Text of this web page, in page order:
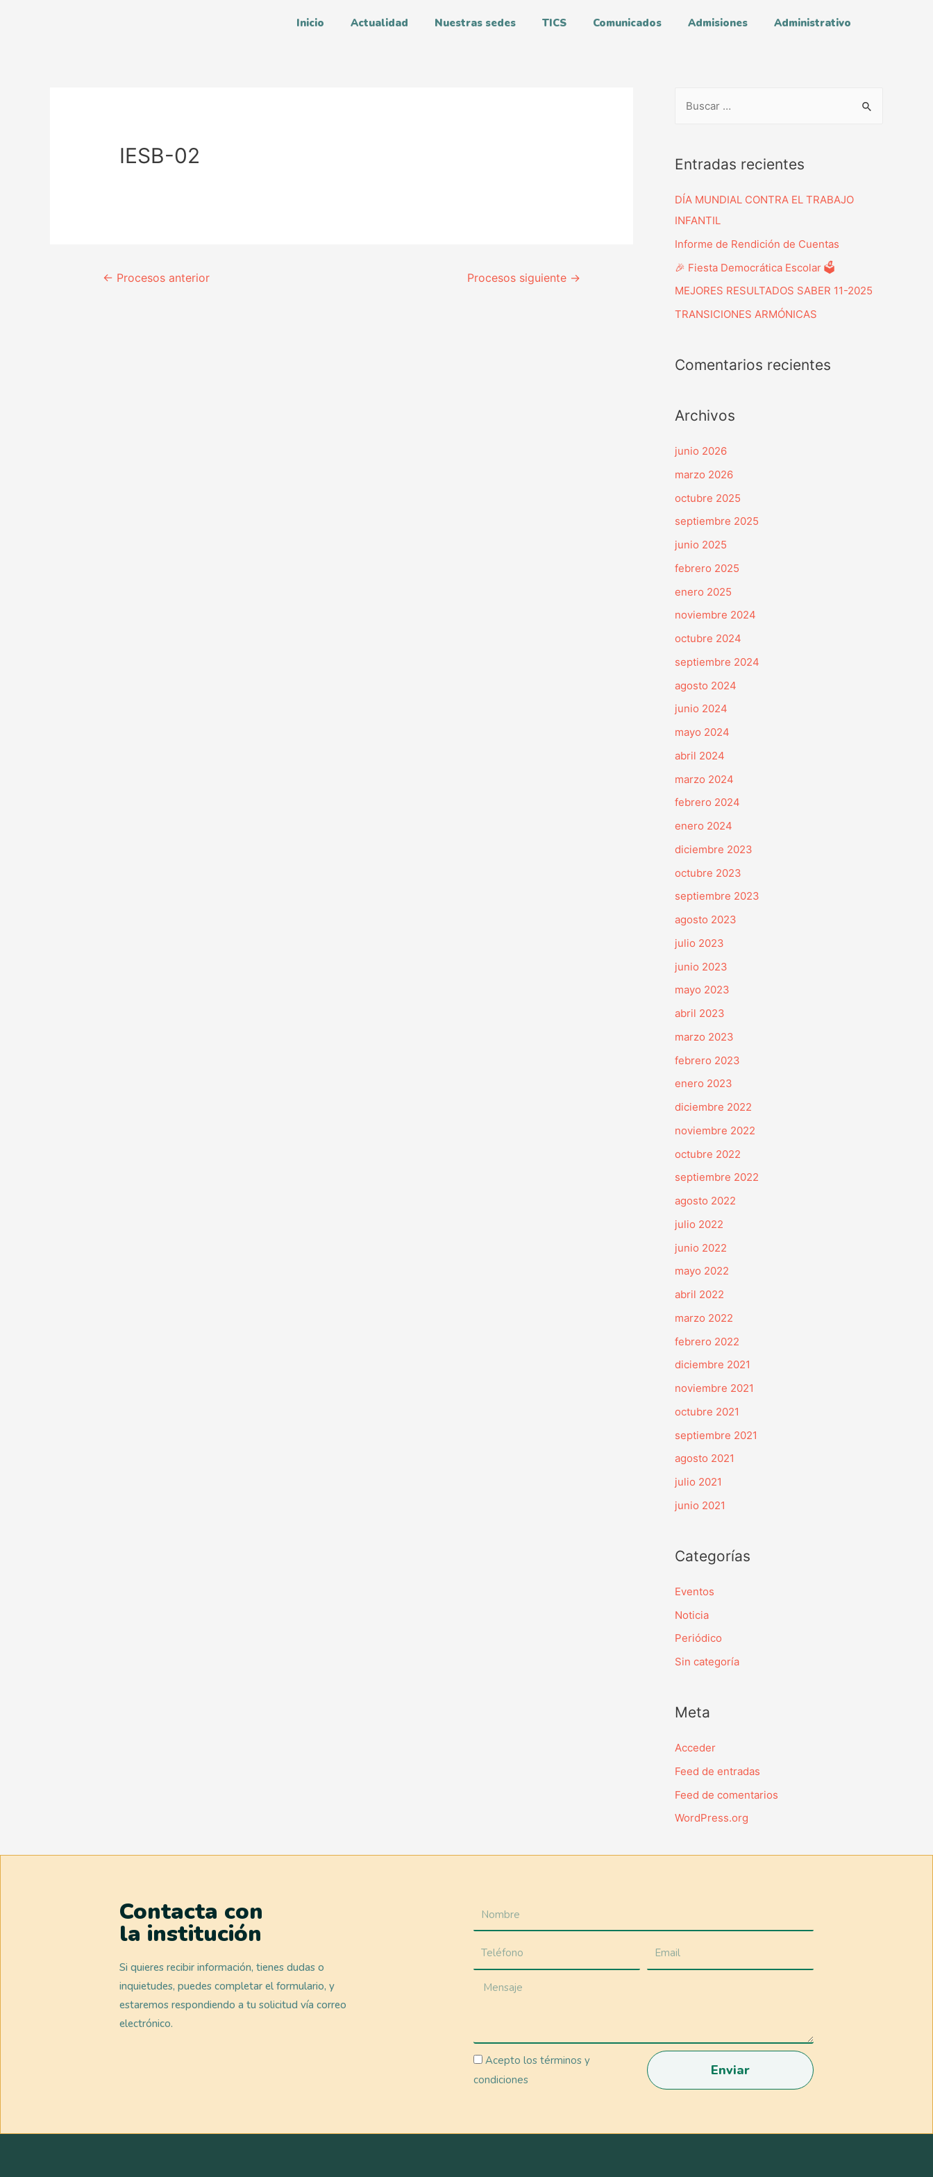
Inicio Actualidad Nuestras sedes TICS Comunicados Admisiones Administrativo
IESB-02
← Procesos anterior Procesos siguiente →
Entradas recientes
DÍA MUNDIAL CONTRA EL TRABAJO
INFANTIL
Informe de Rendición de Cuentas
🎉 Fiesta Democrática Escolar 🗳️
MEJORES RESULTADOS SABER 11-2025
TRANSICIONES ARMÓNICAS
Comentarios recientes
Archivos
junio 2026
marzo 2026
octubre 2025
septiembre 2025
junio 2025
febrero 2025
enero 2025
noviembre 2024
octubre 2024
septiembre 2024
agosto 2024
junio 2024
mayo 2024
abril 2024
marzo 2024
febrero 2024
enero 2024
diciembre 2023
octubre 2023
septiembre 2023
agosto 2023
julio 2023
junio 2023
mayo 2023
abril 2023
marzo 2023
febrero 2023
enero 2023
diciembre 2022
noviembre 2022
octubre 2022
septiembre 2022
agosto 2022
julio 2022
junio 2022
mayo 2022
abril 2022
marzo 2022
febrero 2022
diciembre 2021
noviembre 2021
octubre 2021
septiembre 2021
agosto 2021
julio 2021
junio 2021
Categorías
Eventos
Noticia
Periódico
Sin categoría
Meta
Acceder
Feed de entradas
Feed de comentarios
WordPress.org
Contacta con
la institución
Si quieres recibir información, tienes dudas o
inquietudes, puedes completar el formulario, y
estaremos respondiendo a tu solicitud vía correo
electrónico.
Acepto los términos y
condiciones
Enviar